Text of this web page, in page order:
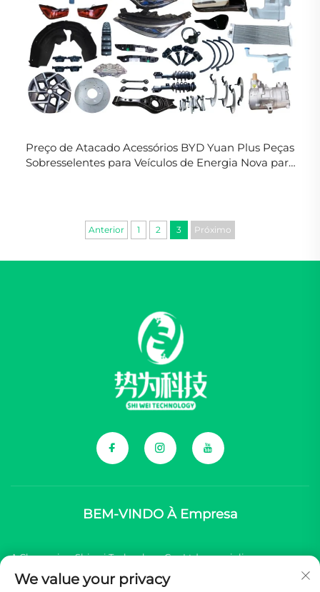
Preço de Atacado Acessórios BYD Yuan Plus Peças
Sobresselentes para Veículos de Energia Nova para
Anterior 1 2 3 Próximo
BEM-VINDO À Empresa
A Chongqing Shiwei Technology Co., Ltd. especializa-se em
fornecer componentes abrangentes para marcas chinesas de
We value your privacy